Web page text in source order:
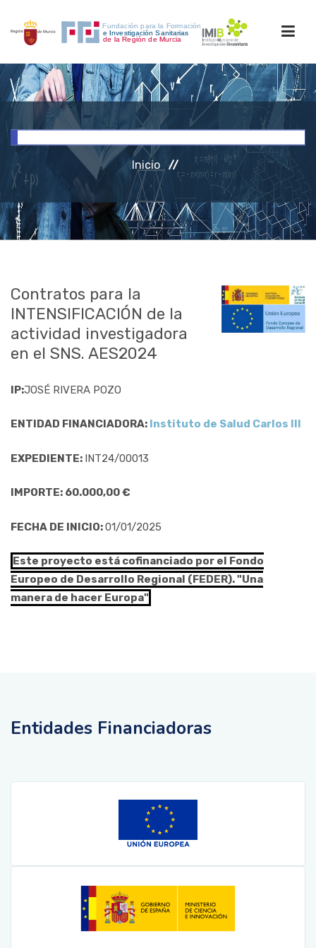
INICIO
INVESTIGACIÓN
RRHH
ACCESO PERSONAL
Inicio
Contratos para la
INTENSIFICACIÓN de la
actividad investigadora
en el SNS. AES2024
IP:JOSÉ RIVERA POZO
ENTIDAD FINANCIADORA: Instituto de Salud Carlos III
EXPEDIENTE: INT24/00013
IMPORTE: 60.000,00 €
FECHA DE INICIO:01/01/2025
Este proyecto está cofinanciado por el Fondo
Europeo de Desarrollo Regional (FEDER). "Una
manera de hacer Europa"
Entidades Financiadoras